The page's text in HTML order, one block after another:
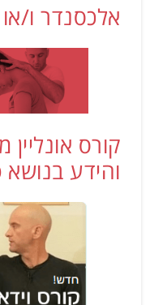
אלכסנדר ו/
קורס
והידע בנושא